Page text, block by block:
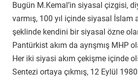
Bugün M.Kemal’in siyasal çizgisi,
varmış, 100 yıl içinde siyasal İslam
şeklinde kendini bir siyasal özne
Pantürkist akım da ayrışmış MHP
Her iki siyasi akım çekişme içinde
Sentezi ortaya çıkmış, 12 Eylül